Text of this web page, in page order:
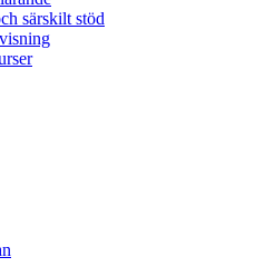
särskilt stöd